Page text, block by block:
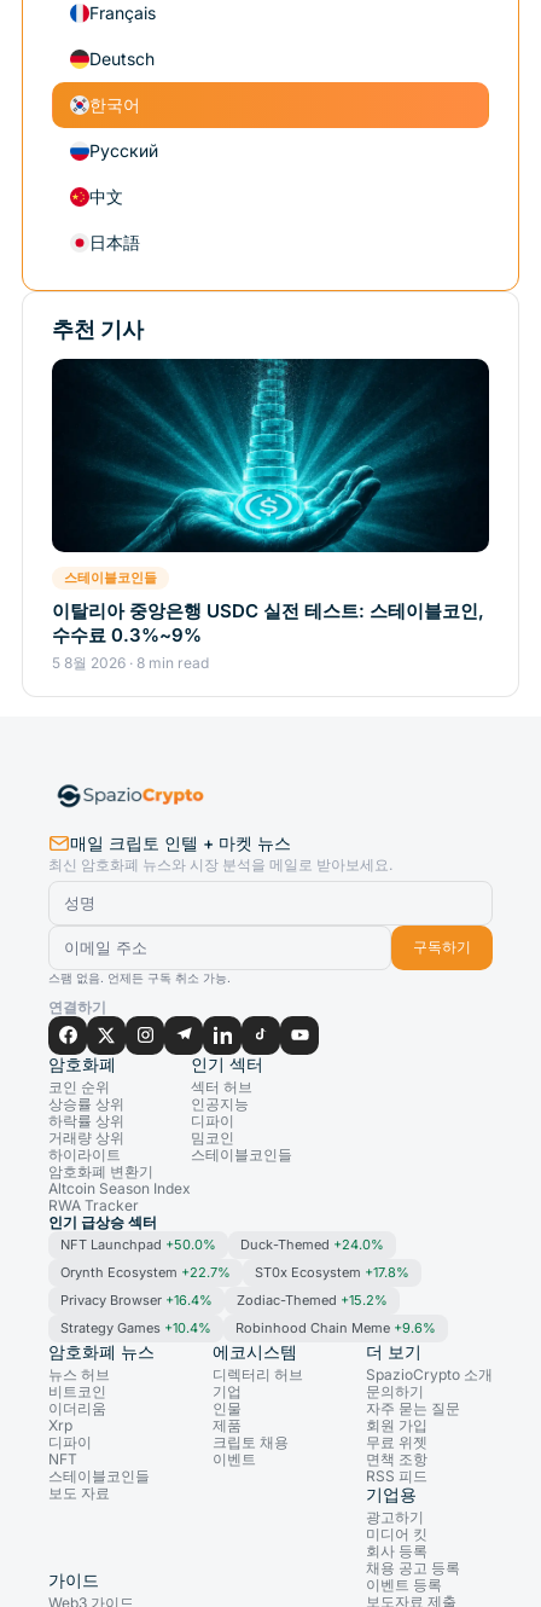
Français
Deutsch
한국어
Русский
中文
日本語
추천 기사
스테이블코인들
이탈리아 중앙은행 USDC 실전 테스트: 스테이블코인,
수수료 0.3%~9%
5 8월 2026 · 8 min read
매일 크립토 인텔 + 마켓 뉴스
최신 암호화폐 뉴스와 시장 분석을 메일로 받아보세요.
구독하기
스팸 없음. 언제든 구독 취소 가능.
연결하기
암호화폐
코인 순위
상승률 상위
하락률 상위
거래량 상위
하이라이트
암호화폐 변환기
Altcoin Season Index
RWA Tracker
인기 섹터
섹터 허브
인공지능
디파이
밈코인
스테이블코인들
인기 급상승 섹터
NFT Launchpad +50.0% Duck-Themed +24.0%
Orynth Ecosystem +22.7% ST0x Ecosystem +17.8%
Privacy Browser +16.4% Zodiac-Themed +15.2%
Strategy Games +10.4% Robinhood Chain Meme +9.6%
암호화폐 뉴스
뉴스 허브
비트코인
이더리움
Xrp
디파이
NFT
스테이블코인들
보도 자료
에코시스템
디렉터리 허브
기업
인물
제품
크립토 채용
이벤트
가이드
Web3 가이드
더 보기
SpazioCrypto 소개
문의하기
자주 묻는 질문
회원 가입
무료 위젯
면책 조항
RSS 피드
기업용
광고하기
미디어 킷
회사 등록
채용 공고 등록
이벤트 등록
보도자료 제출